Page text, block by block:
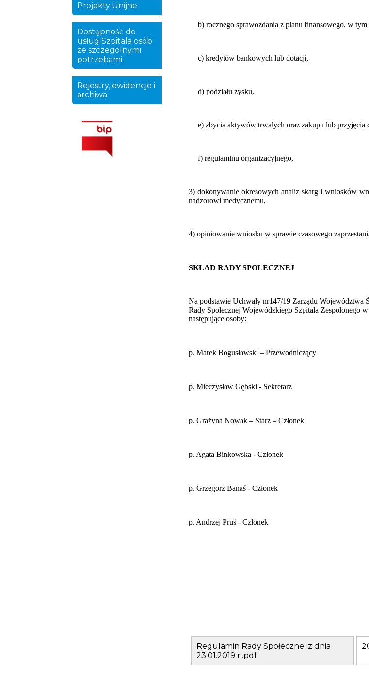
Projekty Unijne
Dostępność do
usług Szpitala osób
ze szczególnymi
potrzebami
Rejestry, ewidencje i
archiwa
b) rocznego sprawozdania z planu finansowego, w
c) kredytów bankowych lub dotacji,
d) podziału zysku,
e) zbycia aktywów trwałych oraz zakupu lub
f) regulaminu organizacyjnego,
3) dokonywanie okresowych analiz skarg i wniosków
nadzorowi medycznemu,
4) opiniowanie wniosku w sprawie czasowego
SKŁAD RADY SPOŁECZNEJ
Na podstawie Uchwały nr147/19 Zarządu Województwa
Rady Społecznej Wojewódzkiego Szpitala Zespolonego
następujące osoby:
p. Marek Bogusławski – Przewodniczący
p. Mieczysław Gębski - Sekretarz
p. Grażyna Nowak – Starz – Członek
p. Agata Binkowska - Członek
p. Grzegorz Banaś - Członek
p. Andrzej Pruś - Członek
Regulamin Rady Społecznej z dnia
23.01.2019 r..pdf
adres e-Doręczeń: AE:PL-61904-70660-